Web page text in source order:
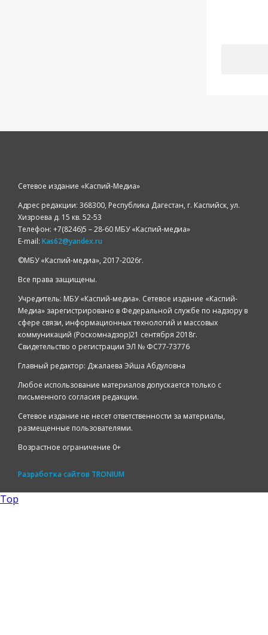
Сетевое издание «Каспий-Медиа»
Адрес редакции: 368300, Республика Дагестан, г. Каспийск, ул.
Хизроева д. 15 кв. 52-53
Телефон: +7(8246)5 – 28-60 МБУ «Каспий-медиа»
E-mail: Kas62@yandex.ru
©️МБУ «Каспий-медиа», 2017-2026г.
Все права защищены.
Учредитель: МБУ «Каспий-медиа». Сетевое издание «Каспий-
Медиа» зарегистрировано в Федеральной службе по надзору в
сфере связи, информационных технологий и массовых
коммуникаций (Роскомнадзор)21 сентября 2018г.
Свидетельство о регистрации ЭЛ № ФС77-73776
Главный редактор: Джалаева Эйша Абдуловна
Любое использование материалов допускается только с
письменного согласия редакции.
Сетевое издание не несет ответственности за материалы,
размещенные пользователями.
Возрастное ограничение 0+
Разработка сайтов TRONIUM
Top